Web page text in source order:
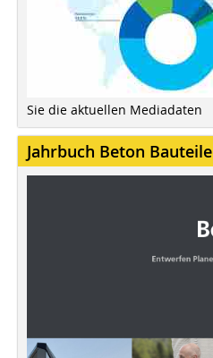
Sie die aktuellen Mediadaten
Jahrbuch Beton Bauteile